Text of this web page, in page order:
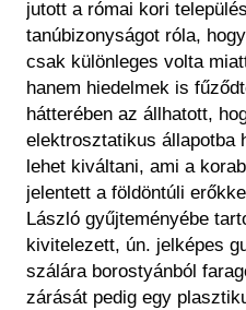
jutott a római kori
tanúbizonyságot róla,
csak különleges volta
hanem hiedelmek is
hátterében az állhatott,
elektrosztatikus állapotba
lehet kiváltani, ami a
jelentett a földöntúli
László gyűjteményébe
kivitelezett, ún. jelképes
szálára borostyánból
zárását pedig egy